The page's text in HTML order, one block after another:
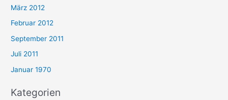
März 2012
Februar 2012
September 2011
Juli 2011
Januar 1970
Kategorien